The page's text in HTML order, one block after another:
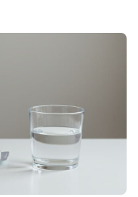
分の高速効果型
即効タイプ
なタイミング
＋亜鉛配合